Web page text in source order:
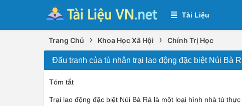
Tài Liệu
Trang Chủ › Khoa Học Xã Hội › Chính Trị Học
Đấu tranh của tù nhân trại lao động đặc biệt Núi Bà
Tóm tắt
Trại lao động đặc biệt Núi Bà Rá là một loại hình nhà tù